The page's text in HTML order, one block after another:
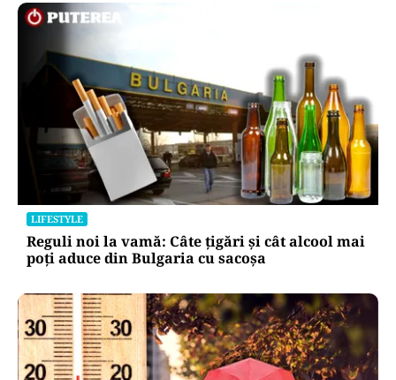
LIFESTYLE
Reguli noi la vamă: Câte țigări și cât alcool mai
poți aduce din Bulgaria cu sacoșa